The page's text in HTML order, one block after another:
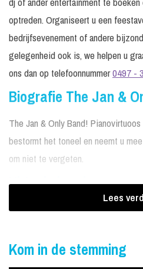
optreden. Organiseert u een
bedrijfsevenement of andere
gelegenheid ook is, we helpen u
ons dan op telefoonnummer0497 -
Biografie The Jan &
The Jan & Only Band!
bestormt het toneel en neemt u
om niet te vergeten.
Virtuele band
De bandleden van The Jan & Only
aanvullen. Het woord perfectie
deze bandleden elkaar aanvullen en
Lees
Kom in de stemming